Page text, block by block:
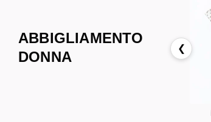
ABBIGLIAMENTO
DONNA
❮